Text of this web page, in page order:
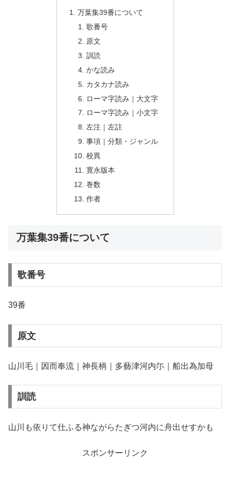
万葉集39番について
歌番号
原文
訓読
かな読み
カタカナ読み
ローマ字読み｜大文字
ローマ字読み｜小文字
左注｜左註
事項｜分類・ジャンル
校異
寛永版本
巻数
作者
万葉集39番について
歌番号
39番
原文
山川毛｜因而奉流｜神長柄｜多藝津河内尓｜船出為加母
訓読
山川も依りて仕ふる神ながらたぎつ河内に舟出せすかも
スポンサーリンク